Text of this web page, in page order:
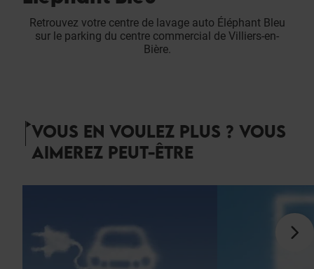
Retrouvez votre centre de lavage auto Éléphant Bleu
sur le parking du centre commercial de Villiers-en-
Bière.
VOUS EN VOULEZ PLUS ? VOUS
AIMEREZ PEUT-ÊTRE